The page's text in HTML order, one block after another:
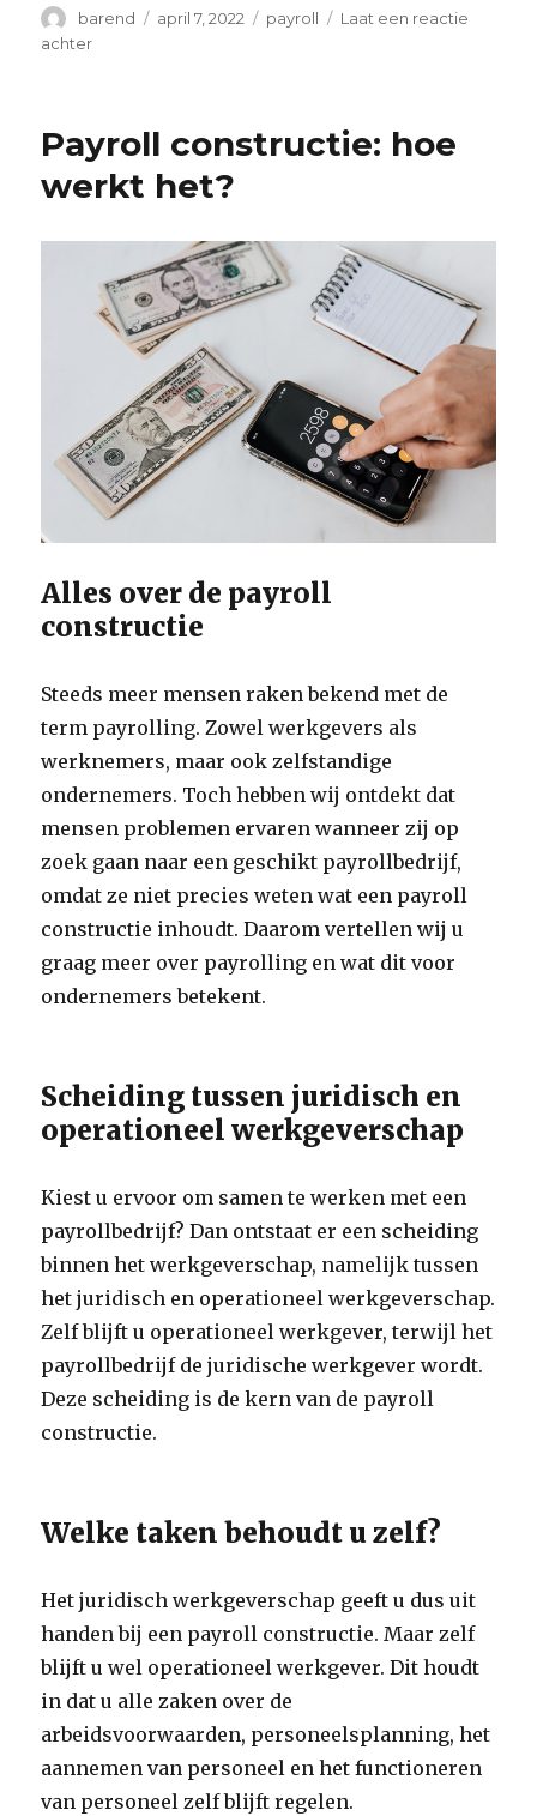
Auteur
barend
Geplaatst
april 7, 2022 Categorieën
payroll
Laat een reactie
achterop
vinden
van
een
organisatie
Payroll constructie: hoe
werkt het?
Alles over de payroll
constructie
Steeds meer mensen raken bekend met de
term payrolling. Zowel werkgevers als
werknemers, maar ook zelfstandige
ondernemers. Toch hebben wij ontdekt dat
mensen problemen ervaren wanneer zij op
zoek gaan naar een geschikt payrollbedrijf,
omdat ze niet precies weten wat een payroll
constructie inhoudt. Daarom vertellen wij u
graag meer over payrolling en wat dit voor
ondernemers betekent.
Scheiding tussen juridisch en
operationeel werkgeverschap
Kiest u ervoor om samen te werken met een
payrollbedrijf? Dan ontstaat er een scheiding
binnen het werkgeverschap, namelijk tussen
het juridisch en operationeel werkgeverschap.
Zelf blijft u operationeel werkgever, terwijl het
payrollbedrijf de juridische werkgever wordt.
Deze scheiding is de kern van de payroll
constructie.
Welke taken behoudt u zelf?
Het juridisch werkgeverschap geeft u dus uit
handen bij een payroll constructie. Maar zelf
blijft u wel operationeel werkgever. Dit houdt
in dat u alle zaken over de
arbeidsvoorwaarden, personeelsplanning, het
aannemen van personeel en het functioneren
van personeel zelf blijft regelen.